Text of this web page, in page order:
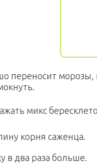
переносит
микс
корня саженца.
в два раза больше.